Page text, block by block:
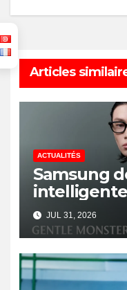
Articles
ACTUALITÉS
Samsung
Gemini
JUL 31, 2026